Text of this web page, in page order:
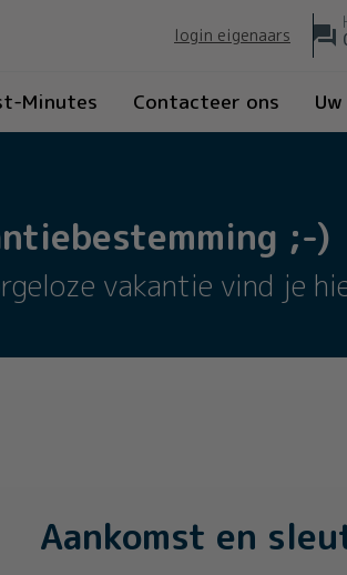
login eigenaars
Minutes Contacteer ons
;-)
vakantie vind je
Aankomst en